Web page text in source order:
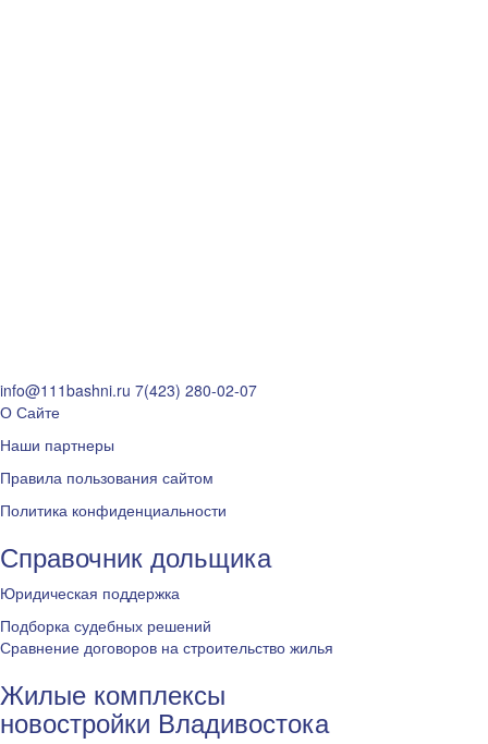
info@111bashni.ru 7(423) 280-02-07
О Сайте
Наши партнеры
Правила пользования сайтом
Политика конфиденциальности
Справочник дольщика
Юридическая поддержка
Подборка судебных решений
Сравнение договоров на строительство жилья
Жилые комплексы
новостройки Владивостока